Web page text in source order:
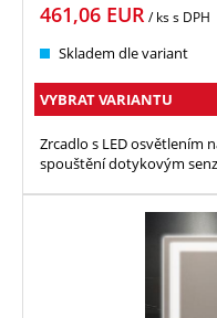
461,06 EUR/ kss DPH
Skladem dle variant
VYBRAT VARIANTU
Zrcadlo s LED osvětlením
spouštění dotykovým